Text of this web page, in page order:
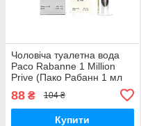
Чоловіча туалетна вода
Paco Rabanne 1 Million
Prive (Пако Рабанн 1 мл
88 ₴ 104 ₴
Купити